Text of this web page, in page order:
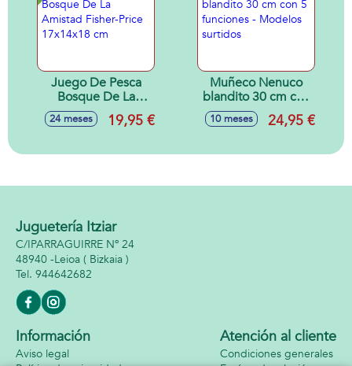
Juego De Pesca
Bosque De La
Amistad Fisher-
Price 17x14x18 cm
24 meses 19,95 €
Muñeco Nenuco
blandito 30 cm con
5 funciones -
Modelos surtidos
10 meses 24,95 €
Juguetería Itziar
C/IPARRAGUIRRE Nº 24
48940 -Leioa ( Bizkaia )
944642682
Información
Aviso legal
Atención al cliente
Condiciones generales